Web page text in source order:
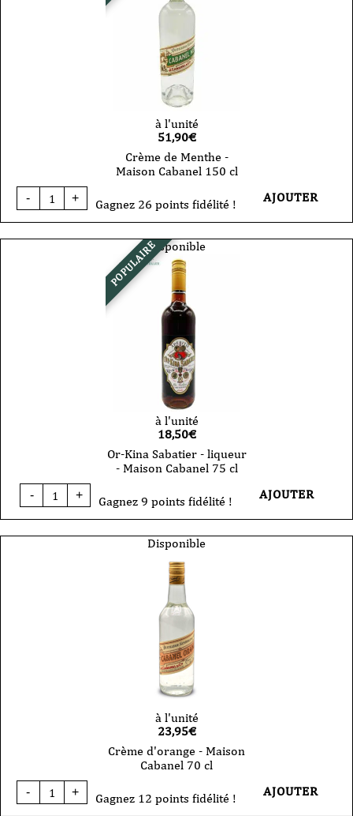
à l'unité
51,90€
Crème de Menthe -
Maison Cabanel 150 cl
-
quantité
de
Menthe
+ Gagnez 26 points fidélité ! AJOUTER
POPULAIREDisponible
à l'unité
18,50€
Or-Kina Sabatier - liqueur
- Maison Cabanel 75 cl
-
quantité
de
Sabatier
+ Gagnez 9 points fidélité ! AJOUTER
Disponible
à l'unité
23,95€
Crème d'orange - Maison
Cabanel 70 cl
-
quantité
de
+ Gagnez 12 points fidélité ! AJOUTER